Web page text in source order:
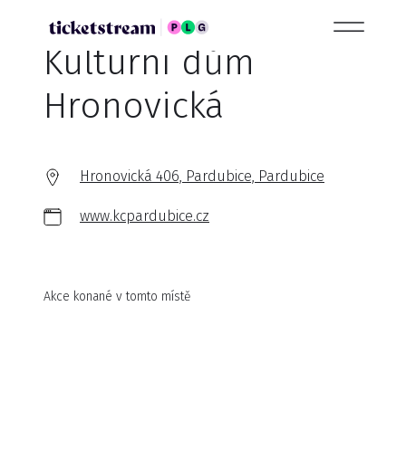
Kulturní dům
Hronovická
Hronovická 406, Pardubice, Pardubice
www.kcpardubice.cz
Akce konané v tomto místě